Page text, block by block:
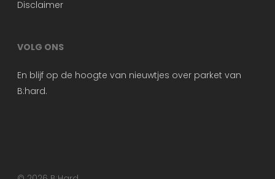
Disclaimer
VOLG ONS
En blijf op de hoogte van nieuwtjes over parket van
B:hard.